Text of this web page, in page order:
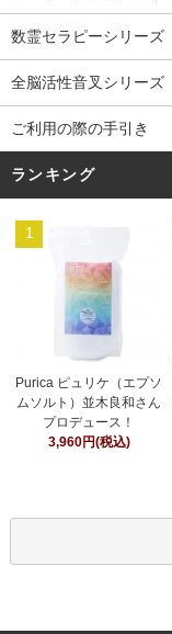
数霊セラピーシリーズ
全脳活性音叉シリーズ
ご利用の際の手引き
ランキング
1
Purica ピュリケ（エプソ
ムソルト）並木良和さん
プロデュース！
3,960円(税込)